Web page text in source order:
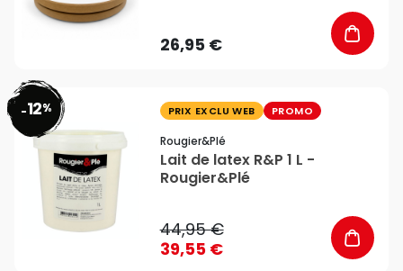
26,95 €
-12% PRIX EXCLU WEB PROMO
Rougier&plé
Lait de latex R&P 1 L -
Rougier&Plé
44,95 €
39,55 €